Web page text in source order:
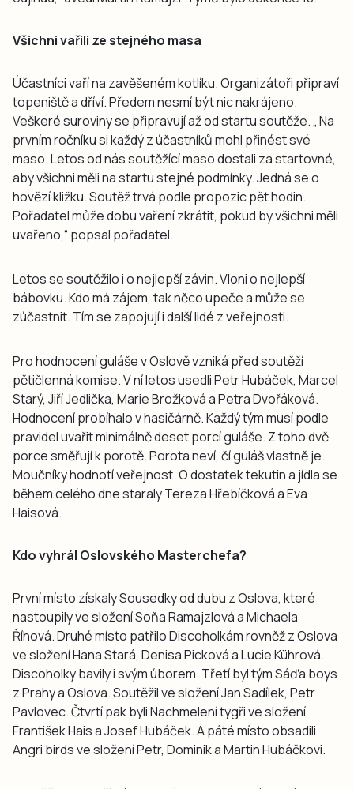
Všichni vařili ze stejného masa
Účastníci vaří na zavěšeném kotlíku. Organizátoři připraví
topeniště a dříví. Předem nesmí být nic nakrájeno.
Veškeré suroviny se připravují až od startu soutěže. „ Na
prvním ročníku si každý z účastníků mohl přinést své
maso. Letos od nás soutěžící maso dostali za startovné,
aby všichni měli na startu stejné podmínky. Jedná se o
hovězí kližku. Soutěž trvá podle propozic pět hodin.
Pořadatel může dobu vaření zkrátit, pokud by všichni měli
uvařeno,“ popsal pořadatel.
Letos se soutěžilo i o nejlepší závin. Vloni o nejlepší
bábovku. Kdo má zájem, tak něco upeče a může se
zúčastnit. Tím se zapojují i další lidé z veřejnosti.
Pro hodnocení guláše v Oslově vzniká před soutěží
pětičlenná komise. V ní letos usedli Petr Hubáček, Marcel
Starý, Jiří Jedlička, Marie Brožková a Petra Dvořáková.
Hodnocení probíhalo v hasičárně. Každý tým musí podle
pravidel uvařit minimálně deset porcí guláše. Z toho dvě
porce směřují k porotě. Porota neví, čí guláš vlastně je.
Moučníky hodnotí veřejnost. O dostatek tekutin a jídla se
během celého dne staraly Tereza Hřebíčková a Eva
Haisová.
Kdo vyhrál Oslovského Masterchefa?
První místo získaly Sousedky od dubu z Oslova, které
nastoupily ve složení Soňa Ramajzlová a Michaela
Říhová. Druhé místo patřilo Discoholkám rovněž z Oslova
ve složení Hana Stará, Denisa Picková a Lucie Kührová.
Discoholky bavily i svým úborem. Třetí byl tým Sáďa boys
z Prahy a Oslova. Soutěžil ve složení Jan Sadílek, Petr
Pavlovec. Čtvrtí pak byli Nachmelení tygři ve složení
František Hais a Josef Hubáček. A páté místo obsadili
Angri birds ve složení Petr, Dominik a Martin Hubáčkovi.